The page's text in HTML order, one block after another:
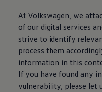
At Volkswagen, we
of our digital services
strive to identify
process them
information in this
If you have found any
vulnerability, please let